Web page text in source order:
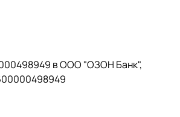
в ООО "ОЗОН Банк",